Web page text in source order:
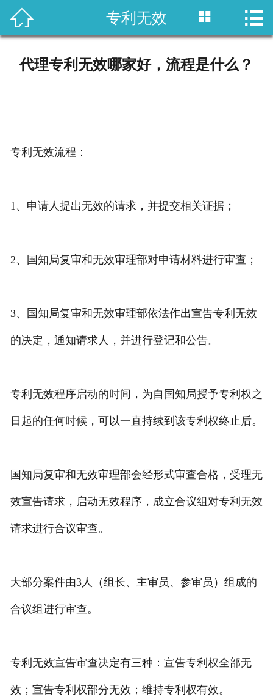
 首页
知产战略
 专利无效  
代理专利无效哪家好，流程是什么？
专利无效流程：
1、申请人提出无效的请求，并提交相关证据；
2、国知局复审和无效审理部对申请材料进行审查；
3、国知局复审和无效审理部依法作出宣告专利无效
的决定，通知请求人，并进行登记和公告。
专利无效程序启动的时间，为自国知局授予专利权之
日起的任何时候，可以一直持续到该专利权终止后。
国知局复审和无效审理部会经形式审查合格，受理无
效宣告请求，启动无效程序，成立合议组对专利无效
请求进行合议审查。
大部分案件由3人（组长、主审员、参审员）组成的
合议组进行审查。
专利无效宣告审查决定有三种：宣告专利权全部无
效；宣告专利权部分无效；维持专利权有效。